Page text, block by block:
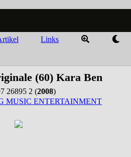
Links
(60) Kara Ben
26895 2 (2008)
MUSIC ENTERTAINMENT